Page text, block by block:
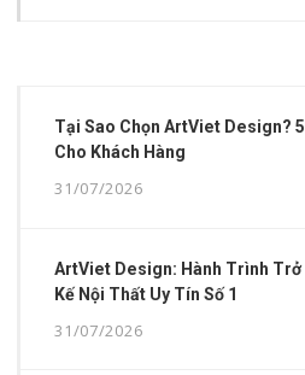
Tại Sao Chọn ArtViet Design?
Cho Khách Hàng
31/07/2026
ArtViet Design: Hành Trình
Kế Nội Thất Uy Tín Số 1
31/07/2026